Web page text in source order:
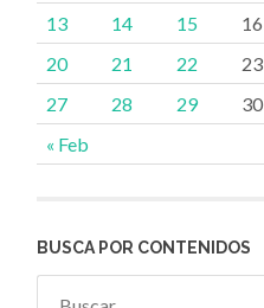
« Feb
13
14 15 16
20
21 22 23
27
28 29 30
BUSCA POR CONTENIDOS